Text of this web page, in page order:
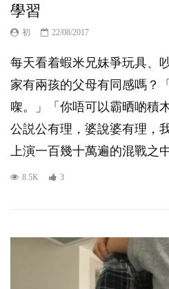
學習
初 22/08/2017
每天看着蝦米兄妹爭玩具、
家有兩孩的父母有同感嗎？
㗎。」「你唔可以霸晒啲積
公説公有理，婆說婆有理，
上演一百幾十萬遍的混戰之
8.5K 3